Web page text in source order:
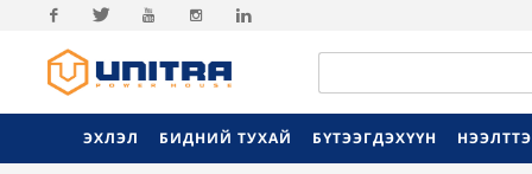
Facebook
ЭХЛЭЛ БИДНИЙ ТУХАЙ БҮТЭЭГДЭХҮҮН